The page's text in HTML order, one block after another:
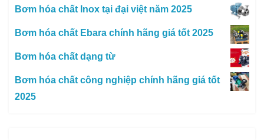
Bơm hóa chất Inox tại đại việt năm 2025
Bơm hóa chất Ebara chính hãng giá tốt 2025
Bơm hóa chất dạng từ
Bơm hóa chất công nghiệp chính hãng giá tốt
2025